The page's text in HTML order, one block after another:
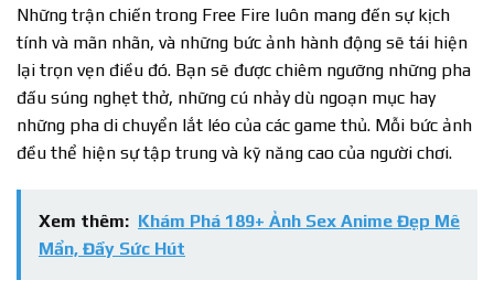
Những trận chiến trong Free Fire luôn mang đến sự kịch
tính và mãn nhãn, và những bức ảnh hành động sẽ tái hiện
lại trọn vẹn điều đó. Bạn sẽ được chiêm ngưỡng những pha
đấu súng nghẹt thở, những cú nhảy dù ngoạn mục hay
những pha di chuyển lắt léo của các game thủ. Mỗi bức ảnh
đều thể hiện sự tập trung và kỹ năng cao của người chơi.
Xem thêm: Khám Phá 189+ Ảnh Sex Anime Đẹp Mê
Mẩn, Đầy Sức Hút